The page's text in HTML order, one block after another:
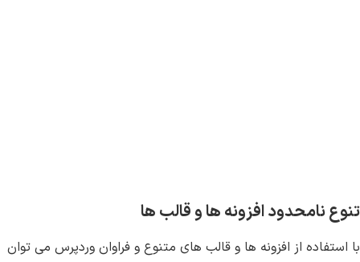
تنوع نامحدود افزونه ها و قالب ها
با استفاده از افزونه ها و قالب های متنوع و فراوان وردپرس می توان